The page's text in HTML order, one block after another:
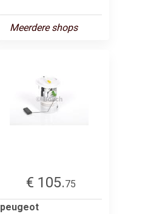
Meerdere shops
€ 105.75
peugeot